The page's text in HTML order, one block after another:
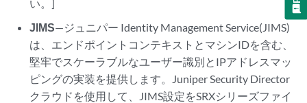
い。]
JIMS—ジュニパー Identity Management Service(JIMS)
は、エンドポイントコンテキストとマシンIDを含む、
堅牢でスケーラブルなユーザー識別とIPアドレスマッ
ピングの実装を提供します。 Juniper Security Director
クラウド を使用して、JIMS設定をSRXシリーズファイ